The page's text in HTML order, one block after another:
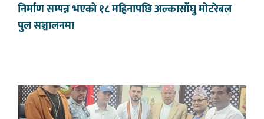
निर्माण सम्पन्न भएको १८ महिनापछि अल्कासाँघु मोटरेबल
पुल सञ्चालनमा